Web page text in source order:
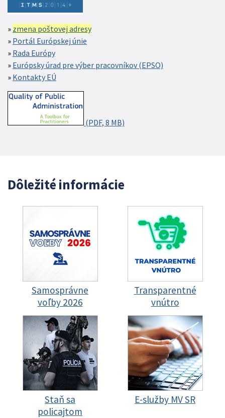
zmena poštovej adresy
Portál Európskej únie
Rada Európy
Európsky úrad pre výber pracovníkov (EPSO)
Kontakty EÚ
(PDF, 8 MB)
Dôležité informácie
Samosprávne
voľby 2026
Transparentné
vnútro
Staň sa
policajtom
E-služby MV SR